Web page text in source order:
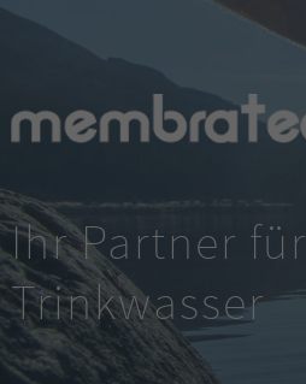
Ihr Partner für
Trinkwasser